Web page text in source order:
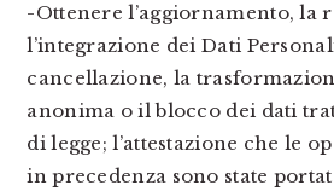
-Ottenere l’aggiornamento, la
l’integrazione dei Dati
cancellazione, la
anonima o il blocco dei dati
di legge; l’attestazione che le
in precedenza sono state